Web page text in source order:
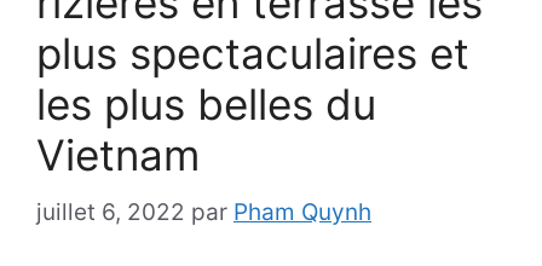
plus spectaculaires et
les plus belles du
Vietnam
juillet 6, 2022 par Pham Quynh